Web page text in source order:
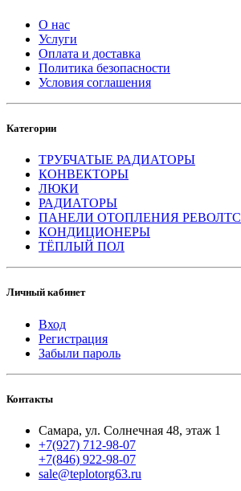
О нас
Услуги
Оплата и доставка
Политика безопасности
Условия соглашения
Категории
ТРУБЧАТЫЕ РАДИАТОРЫ
КОНВЕКТОРЫ
ЛЮКИ
РАДИАТОРЫ
ПАНЕЛИ ОТОПЛЕНИЯ РЕВОЛТС
КОНДИЦИОНЕРЫ
ТЁПЛЫЙ ПОЛ
Личный кабинет
Вход
Регистрация
Забыли пароль
Контакты
Самара, ул. Солнечная 48, этаж 1
+7(927) 712-98-07
+7(846) 922-98-07
sale@teplotorg63.ru